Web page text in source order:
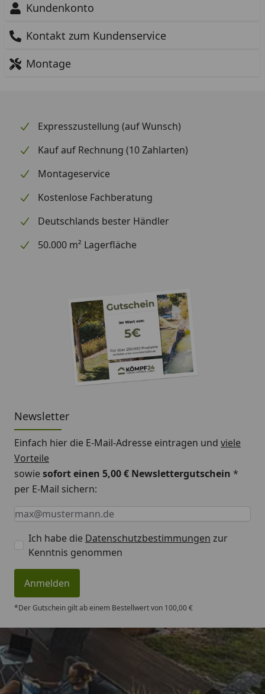
Kundenkonto
Kontakt zum Kundenservice
Montage
Expresszustellung (auf Wunsch)
Kauf auf Rechnung (10 Zahlarten)
Montageservice
Kostenlose Fachberatung
Deutschlands bester Händler
50.000 m² Lagerfläche
Newsletter
Einfach hier die E-Mail-Adresse eintragen und viele
Vorteile
sowiesofort einen 5,00 € Newslettergutschein *
per E-Mail sichern:
Keine Eingabe erforderlich
Eingabe erforderlich
E-Mail *
Ich habe die Datenschutzbestimmungen zur
Kenntnis genommen
Anmelden
*Der Gutschein gilt ab einem Bestellwert von 100,00 €
Trusted Shops